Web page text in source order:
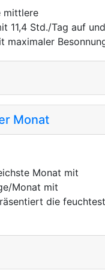
mittlere
11,4 Std./Tag auf und
maximaler
Monat
Monat mit
Monat mit
die